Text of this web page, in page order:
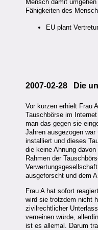
Mensch damit
Fähigkeiten des
EU plant
2007-02-28 Die
Vor kurzen erhielt Frau
Tauschbörse im
man das gegen sie
Jahren ausgezogen
installiert und dieses
die keine Ahnung
Rahmen der
ausgeforscht und dem
Frau A hat sofort
wird sie trotzdem nicht
zivilrechtlicher
verneinen würde,
ist es allemal. Darum